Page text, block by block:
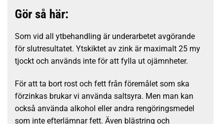
Gör så här:
Som vid all ytbehandling är underarbetet avgörande
för slutresultatet. Ytskiktet av zink är maximalt 25 my
tjockt och används inte för att fylla ut ojämnheter.
För att ta bort rost och fett från föremålet som ska
förzinkas brukar vi använda saltsyra. Men man kan
också använda alkohol eller andra rengöringsmedel
som inte efterlämnar fett. Även blästring och